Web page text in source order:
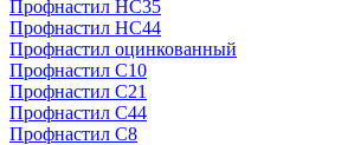
Профнастил НС35
Профнастил НС44
Профнастил оцинкованный
Профнастил С10
Профнастил С21
Профнастил С44
Профнастил С8